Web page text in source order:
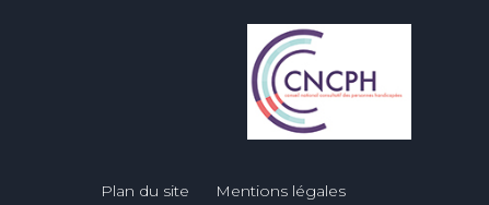
Plan du site Mentions légales